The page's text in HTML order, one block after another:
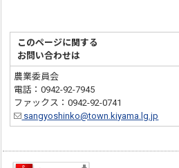
このページに関する
お問い合わせは
農業委員会
電話：0942-92-7945
ファックス：0942-92-0741
sangyoshinko@town.kiyama.lg.jp